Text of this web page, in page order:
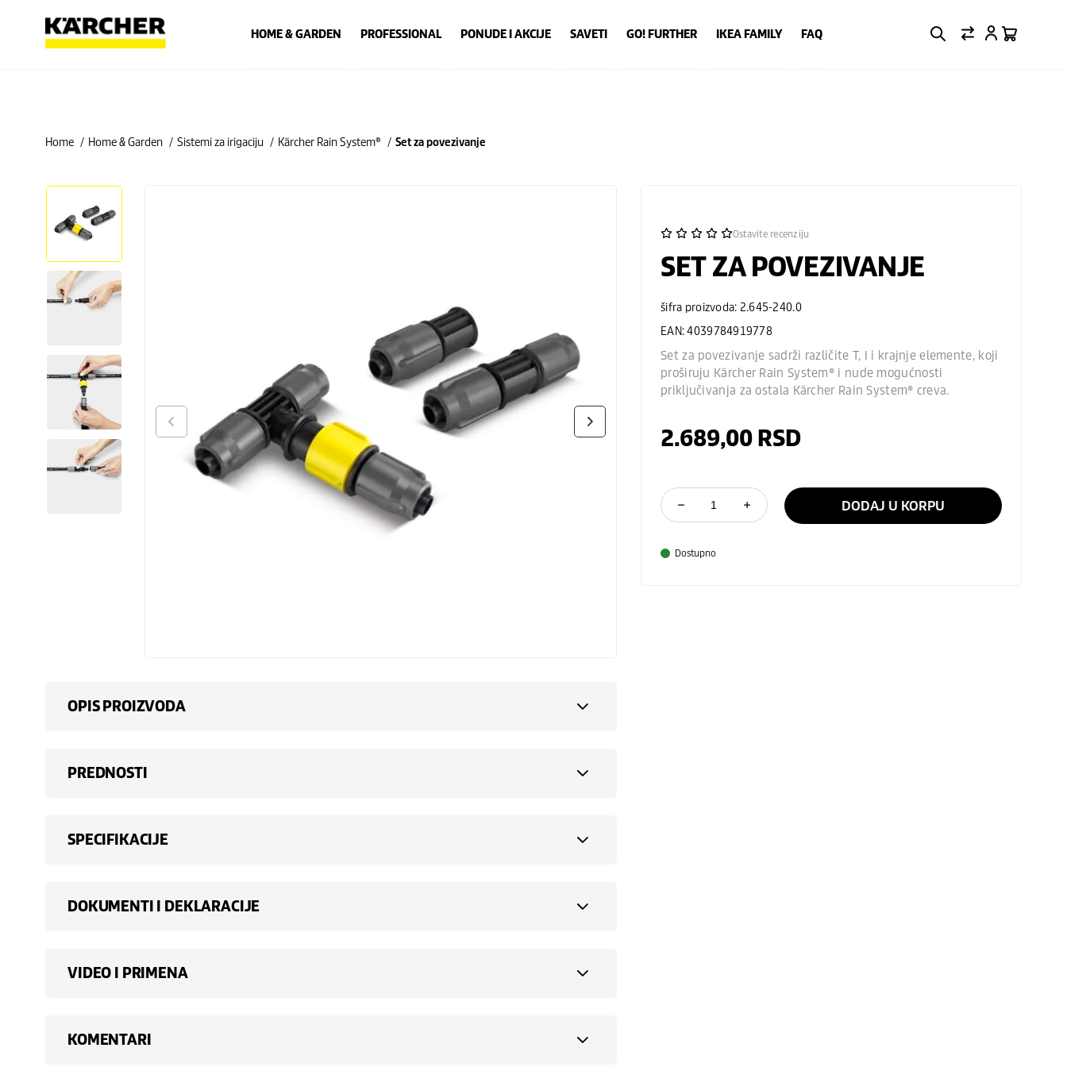
HOME & GARDEN PROFESSIONAL PONUDE I AKCIJE SAVETI GO! FURTHER IKEA FAMILY FAQ
Home Home & Garden Sistemi za irigaciju Kärcher Rain System® Set za povezivanje
Ostavite recenziju
SET ZA POVEZIVANJE
šifra proizvoda: 2.645-240.0
EAN: 4039784919778
Set za povezivanje sadrži različite T, I i krajnje elemente, koji
proširuju Kärcher Rain System® i nude mogućnosti
priključivanja za ostala Kärcher Rain System® creva.
2.689,00 RSD
DODAJ U KORPU
Dostupno
OPIS PROIZVODA
PREDNOSTI
SPECIFIKACIJE
DOKUMENTI I DEKLARACIJE
VIDEO I PRIMENA
KOMENTARI